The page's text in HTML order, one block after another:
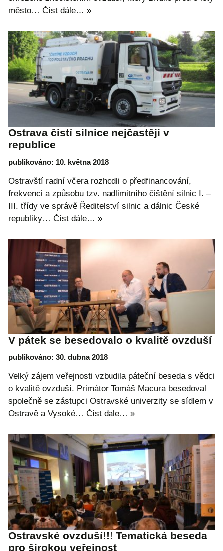
město… Číst dále… »
Ostrava čistí silnice nejčastěji v
republice
publikováno: 10. května 2018
Ostravští radní včera rozhodli o předfinancování,
frekvenci a způsobu tzv. nadlimitního čištění silnic I. –
III. třídy ve správě Ředitelství silnic a dálnic České
republiky… Číst dále… »
V pátek se besedovalo o kvalitě ovzduší
publikováno: 30. dubna 2018
Velký zájem veřejnosti vzbudila páteční beseda s vědci
o kvalitě ovzduší. Primátor Tomáš Macura besedoval
společně se zástupci Ostravské univerzity se sídlem v
Ostravě a Vysoké… Číst dále… »
Ostravské ovzduší!!! Tematická beseda
pro širokou veřejnost